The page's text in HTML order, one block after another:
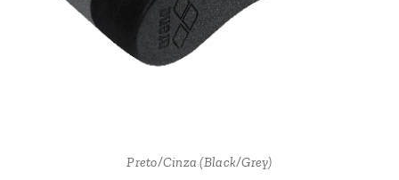
Preto/Cinza (Black/Grey)
Verde-Lima/Preto (Acid-Lime/Black)